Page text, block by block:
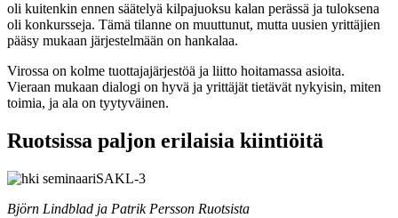
oli kuitenkin ennen säätelyä kilpajuoksu kalan perässä ja tuloksena
oli konkursseja. Tämä tilanne on muuttunut, mutta uusien yrittäjien
pääsy mukaan järjestelmään on hankalaa.
Virossa on kolme tuottajajärjestöä ja liitto hoitamassa asioita.
Vieraan mukaan dialogi on hyvä ja yrittäjät tietävät nykyisin, miten
toimia, ja ala on tyytyväinen.
Ruotsissa paljon erilaisia kiintiöitä
Björn Lindblad ja Patrik Persson Ruotsista